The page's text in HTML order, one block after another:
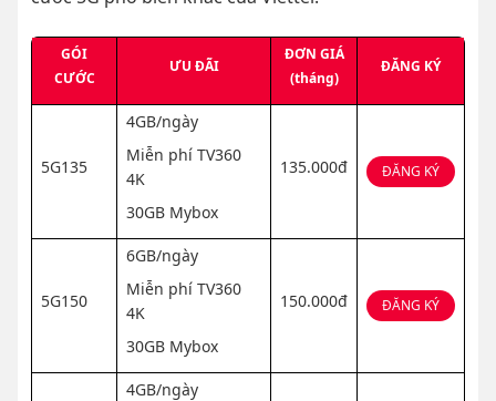
GÓI
CƯỚC
ƯU ĐÃI
ĐƠN GIÁ
(tháng)
ĐĂNG KÝ
5G135
4GB/ngày
Miễn phí TV360
4K
30GB Mybox
135.000đ ĐĂNG KÝ
5G150
6GB/ngày
Miễn phí TV360
4K
30GB Mybox
150.000đ ĐĂNG KÝ
4GB/ngày